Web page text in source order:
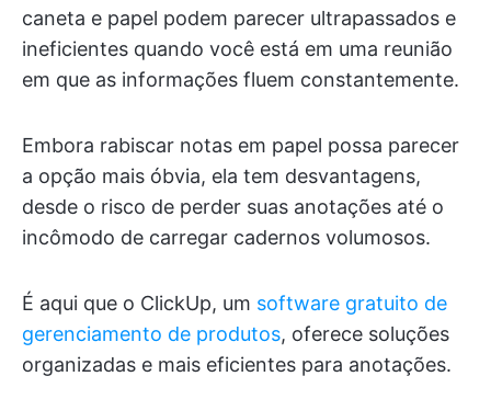
caneta e papel podem parecer ultrapassados e
ineficientes quando você está em uma reunião
em que as informações fluem constantemente.
Embora rabiscar notas em papel possa parecer
a opção mais óbvia, ela tem desvantagens,
desde o risco de perder suas anotações até o
incômodo de carregar cadernos volumosos.
É aqui que o ClickUp, um software gratuito de
gerenciamento de produtos, oferece soluções
organizadas e mais eficientes para anotações.